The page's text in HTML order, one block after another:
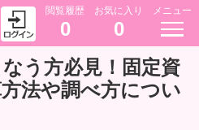
閲覧履歴
0
お気に入り
0
メニュー
う方必見！固定資
法や調べ方につい